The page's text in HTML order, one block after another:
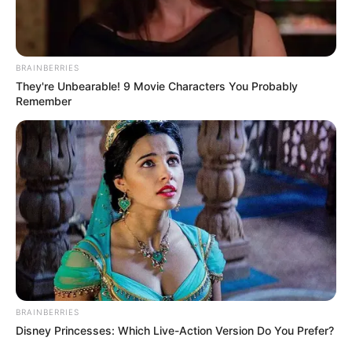
Nienke Bawa de 29 años.
BRAINBERRIES
They're Unbearable! 9 Movie Characters You Probably
Remember
BRAINBERRIES
Disney Princesses: Which Live-Action Version Do You Prefer?